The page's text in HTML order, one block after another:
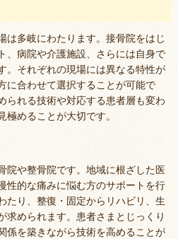
は多岐にわたります。接骨院をはじ
、病院や介護施設、さらには自身で
。それぞれの現場には異なる特性が
に合わせて選択することが可能で
られる技術や対応する患者層も変わ
めることが大切です。
院や整骨院です。地域に根ざした医
性的な痛みに悩む方のサポートを行
たり、整復・固定からリハビリ、生
求められます。患者さまとじっくり
係を築きながら技術を高めることが